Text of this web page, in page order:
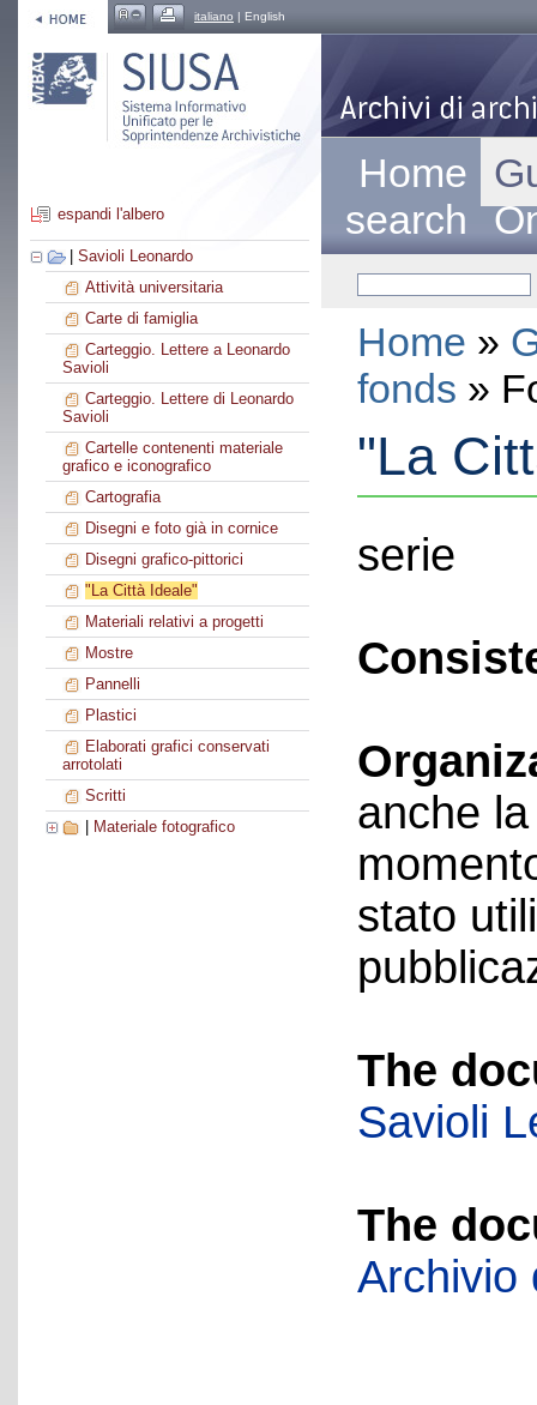
italiano | English
espandi l'albero
Savioli Leonardo
Attività universitaria
Carte di famiglia
Carteggio. Lettere a Leonardo
Savioli
Carteggio. Lettere di Leonardo
Savioli
Cartelle contenenti materiale
grafico e iconografico
Cartografia
Disegni e foto già in cornice
Disegni grafico-pittorici
"La Città Ideale"
Materiali relativi a progetti
Mostre
Pannelli
Plastici
Elaborati grafici conservati
arrotolati
Scritti
Materiale fotografico
Home
search
Home »
fonds »
"La
serie
anche
stato
The
Savioli
The
Archivio